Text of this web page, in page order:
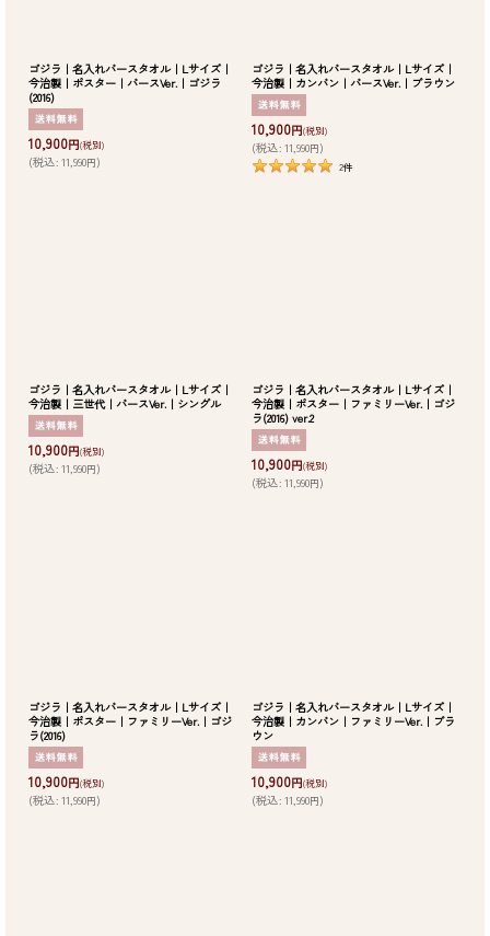
ゴジラ｜名入れバースタオル｜Lサイズ｜
今治製｜ポスター｜バースVer.｜ゴジラ
(2016)
10,900円(税別)
(税込: 11,990円)
ゴジラ｜名入れバースタオル｜Lサイズ｜
今治製｜カンバン｜バースVer.｜ブラウン
10,900円(税別)
(税込: 11,990円)
2件
ゴジラ｜名入れバースタオル｜Lサイズ｜
今治製｜三世代｜バースVer.｜シングル
10,900円(税別)
(税込: 11,990円)
ゴジラ｜名入れバースタオル｜Lサイズ｜
今治製｜ポスター｜ファミリーVer.｜ゴジ
ラ(2016) ver.2
10,900円(税別)
(税込: 11,990円)
ゴジラ｜名入れバースタオル｜Lサイズ｜
今治製｜ポスター｜ファミリーVer.｜ゴジ
ラ(2016)
10,900円(税別)
(税込: 11,990円)
ゴジラ｜名入れバースタオル｜Lサイズ｜
今治製｜カンバン｜ファミリーVer.｜ブラ
ウン
10,900円(税別)
(税込: 11,990円)